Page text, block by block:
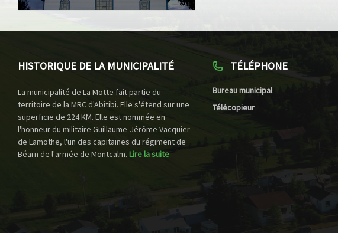
HISTORIQUE DE LA MUNICIPALITÉ
La municipalité de La Motte fait partie du
territoire de la MRC d'Abitibi. Elle s'étend sur une
superficie de 224 KM. Elle est nommée en
l'honneur du militaire Guillaume-Jérôme Vacquier
de Lamothe, l'un des capitaines du régiment de
Béarn de l'armée de Montcalm. Lire la suite
TÉLÉPHONE
Bureau municipal
Télécopieur